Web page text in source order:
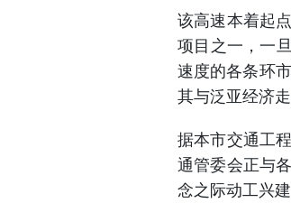
该高速本着起
项目之一，一
速度的各条环
其与泛亚经济走
据本市交通工
通管委会正与
念之际动工兴